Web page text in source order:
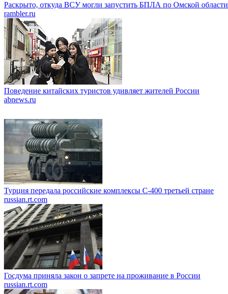
Раскрыто, откуда ВСУ могли запустить БПЛА по Омской области
rambler.ru
Поведение китайских туристов удивляет жителей России
abnews.ru
Турция передала российские комплексы С-400 третьей стране
russian.rt.com
Госдума приняла закон о запрете на проживание в России
russian.rt.com